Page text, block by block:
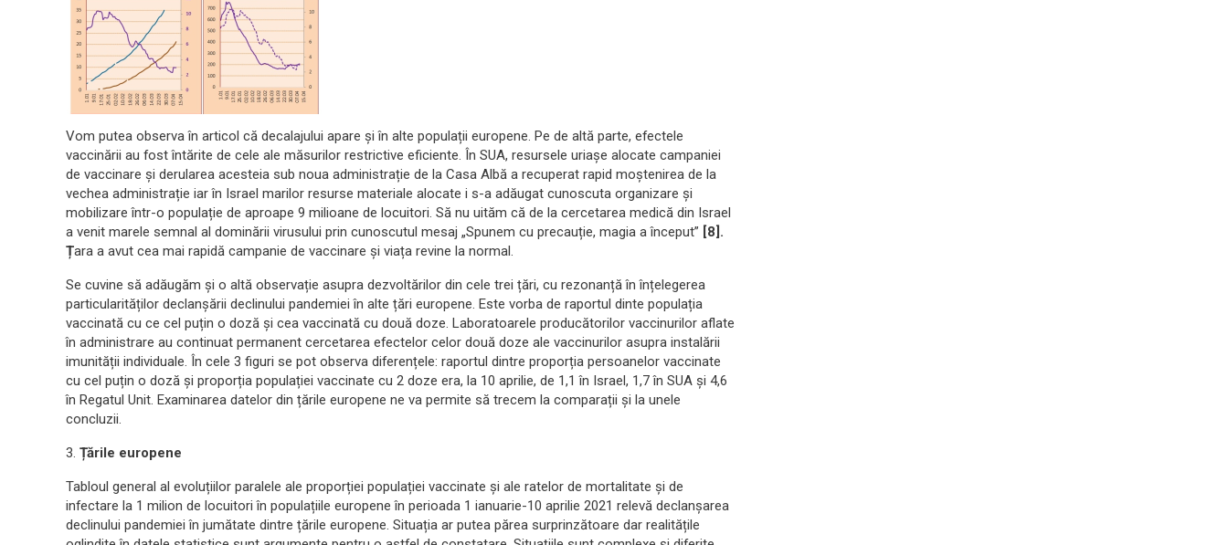
Vom putea observa în articol că decalajului apare și în alte populații europene. Pe de altă parte, efectele
vaccinării au fost întărite de cele ale măsurilor restrictive eficiente. În SUA, resursele uriașe alocate campaniei
de vaccinare și derularea acesteia sub noua administrație de la Casa Albă a recuperat rapid moștenirea de la
vechea administrație iar în Israel marilor resurse materiale alocate i s-a adăugat cunoscuta organizare și
mobilizare într-o populație de aproape 9 milioane de locuitori. Să nu uităm că de la cercetarea medică din Israel
a venit marele semnal al dominării virusului prin cunoscutul mesaj „Spunem cu precauție, magia a început” [8].
Țara a avut cea mai rapidă campanie de vaccinare și viața revine la normal.
Se cuvine să adăugăm și o altă observație asupra dezvoltărilor din cele trei țări, cu rezonanță în înțelegerea
particularităților declanșării declinului pandemiei în alte țări europene. Este vorba de raportul dinte populația
vaccinată cu ce cel puțin o doză și cea vaccinată cu două doze. Laboratoarele producătorilor vaccinurilor aflate
în administrare au continuat permanent cercetarea efectelor celor două doze ale vaccinurilor asupra instalării
imunității individuale. În cele 3 figuri se pot observa diferențele: raportul dintre proporția persoanelor vaccinate
cu cel puțin o doză și proporția populației vaccinate cu 2 doze era, la 10 aprilie, de 1,1 în Israel, 1,7 în SUA și 4,6
în Regatul Unit. Examinarea datelor din țările europene ne va permite să trecem la comparații și la unele
concluzii.
3. Țările europene
Tabloul general al evoluțiilor paralele ale proporției populației vaccinate și ale ratelor de mortalitate și de
infectare la 1 milion de locuitori în populațiile europene în perioada 1 ianuarie-10 aprilie 2021 relevă declanșarea
declinului pandemiei în jumătate dintre țările europene. Situația ar putea părea surprinzătoare dar realitățile